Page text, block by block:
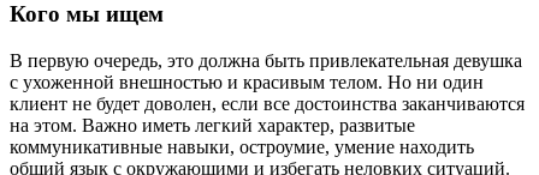
Кого мы ищем
В первую очередь, это должна быть привлекательная девушка
с ухоженной внешностью и красивым телом. Но ни один
клиент не будет доволен, если все достоинства заканчиваются
на этом. Важно иметь легкий характер, развитые
коммуникативные навыки, остроумие, умение находить
общий язык с окружающими и избегать неловких ситуаций.